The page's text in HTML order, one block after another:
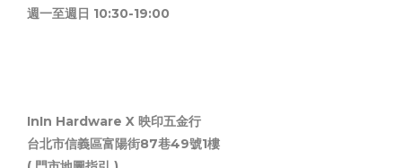
週一至週日 10:30-19:00
InIn Hardware X 映印五金行
台北市信義區富陽街87巷49號1樓